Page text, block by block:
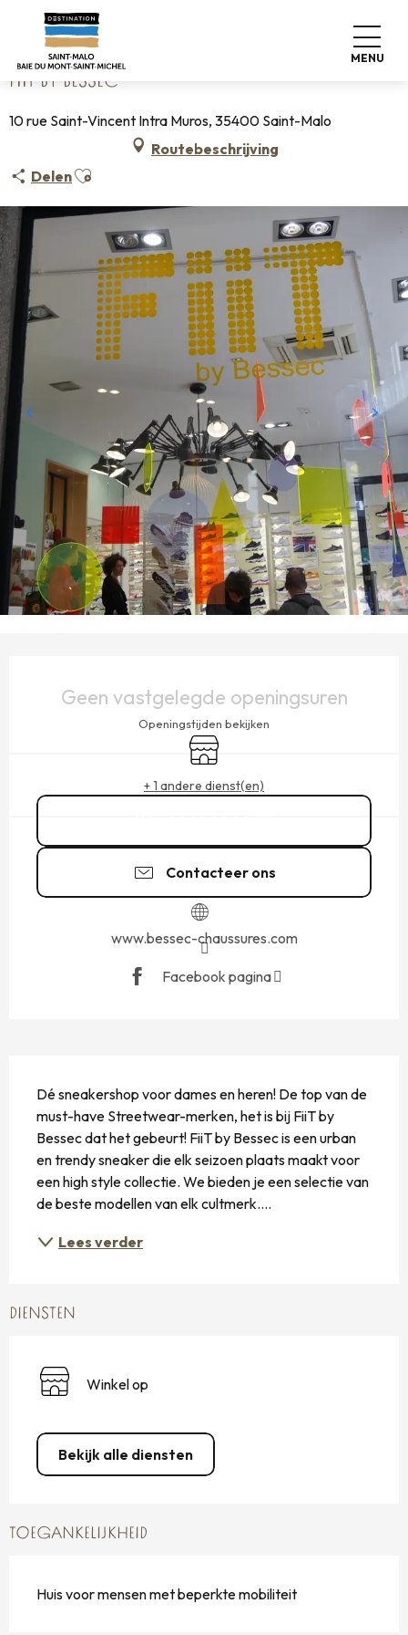
contenu
principal
MENU
Home Fiit by Bessec
FIIT BY BESSEC
10 rue Saint-Vincent Intra Muros, 35400 Saint-Malo
Routebeschrijving
DelenAjouter aux favoris
Geen vastgelegde openingsuren
Openingstijden bekijken
Winkel op
+ 1 andere dienst(en)
Contacteer ons
www.bessec-chaussures.com
Facebook pagina
Dé sneakershop voor dames en heren! De top van de
must-have Streetwear-merken, het is bij FiiT by
Bessec dat het gebeurt! FiiT by Bessec is een urban
en trendy sneaker die elk seizoen plaats maakt voor
een high style collectie. We bieden je een selectie van
de beste modellen van elk cultmerk....
Lees verder
DIENSTEN
Winkel op
Bekijk alle diensten
TOEGANKELIJKHEID
Huis voor mensen met beperkte mobiliteit